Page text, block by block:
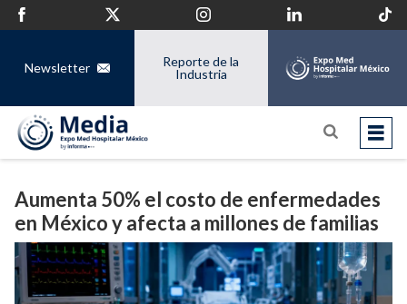
Newsletter
Reporte de la
Industria
Aumenta 50% el costo de enfermedades
en México y afecta a millones de familias